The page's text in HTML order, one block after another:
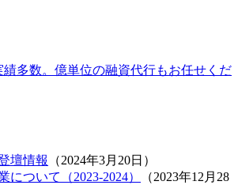
多数。億単位の融資代行もお任せくだ
壇情報 （2024年3月20日 ）
について（2023-2024）
（2023年12月28